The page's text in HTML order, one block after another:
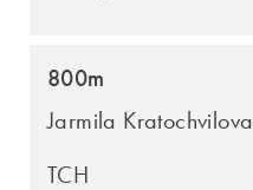
800m
Jarmila Kratochvilova
TCH